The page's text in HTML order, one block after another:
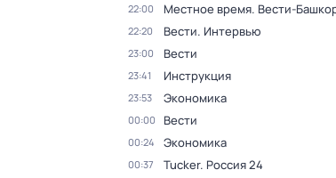
22:00 Местное время. Вести-
22:20 Вести. Интервью
23:00 Вести
23:41 Инструкция
23:53 Экономика
00:00 Вести
00:24 Экономика
00:37 Tucker. Россия 24